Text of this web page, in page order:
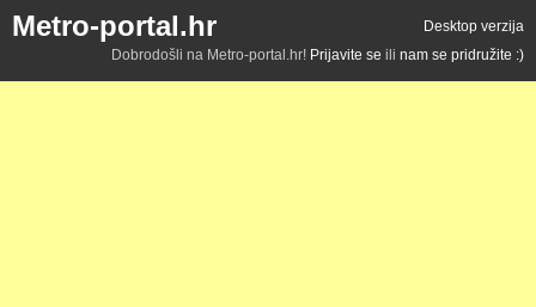
Metro-portal.hr
Desktop verzija
Dobrodošli na Metro-portal.hr! Prijavite se ili nam se pridružite :)